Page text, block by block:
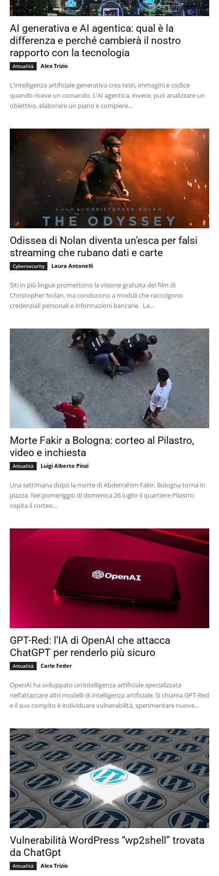
AI generativa e AI agentica: qual è la
differenza e perché cambierà il nostro
rapporto con la tecnologia
Attualità Alex Trizio
L’intelligenza artificiale generativa crea testi, immagini e codice
quando riceve un comando. L’AI agentica, invece, può analizzare un
obiettivo, elaborare un piano e compiere...
Odissea di Nolan diventa un’esca per falsi
streaming che rubano dati e carte
Cybersecurity Laura Antonelli
Siti in più lingue promettono la visione gratuita del film di
Christopher Nolan, ma conducono a moduli che raccolgono
credenziali personali e informazioni bancarie. La...
Morte Fakir a Bologna: corteo al Pilastro,
video e inchiesta
Attualità Luigi Alberto Pinzi
Una settimana dopo la morte di Abderrahim Fakir, Bologna torna in
piazza. Nel pomeriggio di domenica 26 luglio il quartiere Pilastro
ospita il corteo...
GPT-Red: l’IA di OpenAI che attacca
ChatGPT per renderlo più sicuro
Attualità Carlo Feder
OpenAI ha sviluppato un’intelligenza artificiale specializzata
nell’attaccare altri modelli di intelligenza artificiale. Si chiama GPT-Red
e il suo compito è individuare vulnerabilità, sperimentare nuove...
Vulnerabilità WordPress “wp2shell” trovata
da ChatGpt
Attualità Alex Trizio